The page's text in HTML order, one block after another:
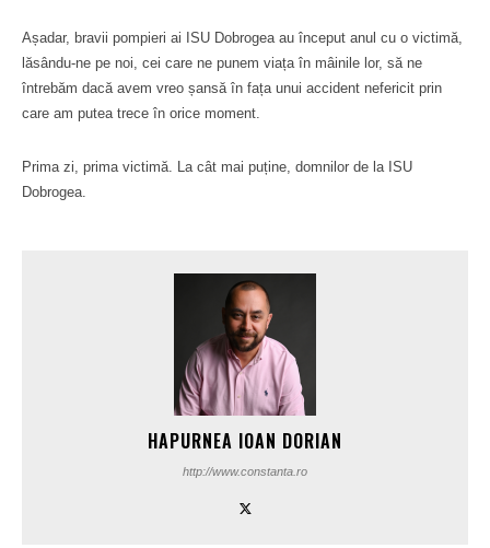
Așadar, bravii pompieri ai ISU Dobrogea au început anul cu o victimă,
lăsându-ne pe noi, cei care ne punem viața în mâinile lor, să ne
întrebăm dacă avem vreo șansă în fața unui accident nefericit prin
care am putea trece în orice moment.
Prima zi, prima victimă. La cât mai puține, domnilor de la ISU
Dobrogea.
HAPURNEA IOAN DORIAN
http://www.constanta.ro